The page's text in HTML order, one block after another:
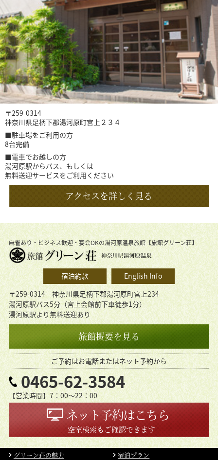
〒259-0314
神奈川県足柄下郡湯河原町宮上２３４
■駐車場をご利用の方
8台完備
■電車でお越しの方
湯河原駅からバス、もしくは
無料送迎サービスをご利用ください
アクセスを詳しく見る
麻雀あり・ビジネス歓迎・宴会OKの湯河原温泉旅館【旅館グリーン荘】
宿泊約款
English Info
〒259-0314 神奈川県足柄下郡湯河原町宮上234
湯河原駅バス5分（宮上会館前下車徒歩1分）
湯河原駅より無料送迎あり
旅館概要を見る
ご予約はお電話またはネット予約から
0465-62-3584
【営業時間】7：00〜22：00
ネット予約はこちら
空室検索もご確認できます
グリーン荘の魅力 宿泊プラン